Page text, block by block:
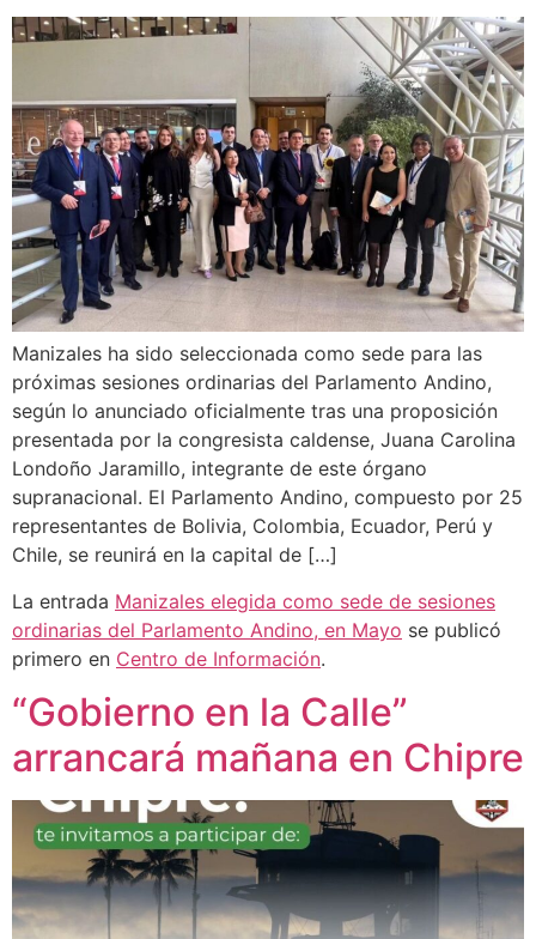
Manizales ha sido seleccionada como sede para las
próximas sesiones ordinarias del Parlamento Andino,
según lo anunciado oficialmente tras una proposición
presentada por la congresista caldense, Juana Carolina
Londoño Jaramillo, integrante de este órgano
supranacional. El Parlamento Andino, compuesto por 25
representantes de Bolivia, Colombia, Ecuador, Perú y
Chile, se reunirá en la capital de […]
La entrada Manizales elegida como sede de sesiones
ordinarias del Parlamento Andino, en Mayo se publicó
primero en Centro de Información.
“Gobierno en la Calle”
arrancará mañana en Chipre